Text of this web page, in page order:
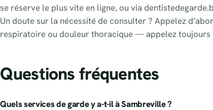
se réserve le plus vite en ligne, ou via
Un doute sur la nécessité de consulter ? Appelez
respiratoire ou douleur thoracique — appelez toujours
Questions fréquentes
Quels services de garde y a-t-il à Sambreville ?